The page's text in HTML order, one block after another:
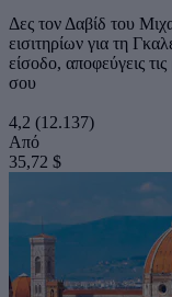
Δες τον Δαβίδ του
εισιτηρίων για τη
είσοδο, αποφεύγεις
σου
4,2 (12.137)
Από
35,72 $